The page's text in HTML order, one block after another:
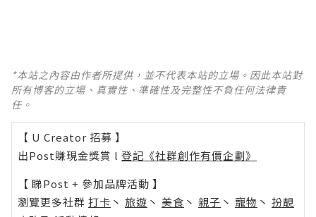
*本站之內容由作者所提供，並不代表本站的立場。因此本站對
所有博客的立場、真實性、準確性及完整性不負任何法律責
任。
【 U Creator 招募 】
出Post賺現金獎賞 l 登記《社群創作有價企劃》
【 睇Post + 參加品牌活動 】
瀏覽更多社群 打卡 丶 旅遊 丶 美食 丶 親子 丶 寵物 丶 扮靚